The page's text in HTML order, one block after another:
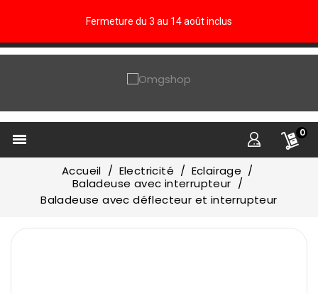
Fermeture du 3 au 14 août inclus
 0
Accueil Electricité
Eclairage
Baladeuse avec interrupteur
Baladeuse avec déflecteur et interrupteur